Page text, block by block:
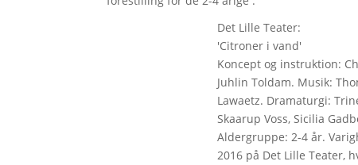
Det Lille Teater:
'Citroner i vand'
Koncept og instruktion:
Juhlin Toldam. Musik:
Lawaetz. Dramaturgi:
Skaarup Voss, Sicilia
Aldergruppe: 2-4 år.
2016 på Det Lille Teater,